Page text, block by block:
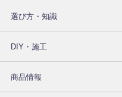
選び方・知識
DIY・施工
商品情報